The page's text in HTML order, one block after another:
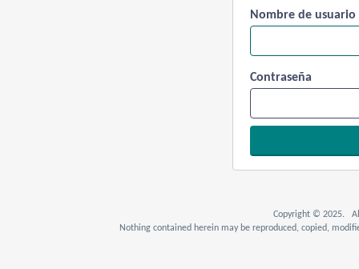
Nombre de usuario
Contraseña
Copyright © 2025. All
Nothing contained herein may be reproduced, copied,